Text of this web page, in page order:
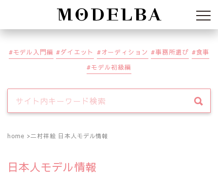
Modelba
モデル入門編 ダイエット オーディション 事務所選び
食事
モデル初級編
home 二村祥絵 日本人モデル情報
日本人モデル情報